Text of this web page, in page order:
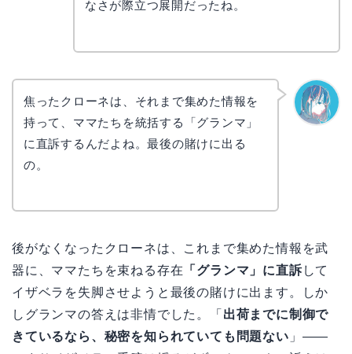
なさが際立つ展開だったね。
焦ったクローネは、それまで集めた情報を
持って、ママたちを統括する「グランマ」
に直訴するんだよね。最後の賭けに出る
の。
後がなくなったクローネは、これまで集めた情報を武
器に、ママたちを束ねる存在 「グランマ」に直訴して
イザベラを失脚させようと最後の賭けに出ます。しか
しグランマの答えは非情でした。「 出荷までに制御で
きているなら、秘密を知られていても問題ない 」――